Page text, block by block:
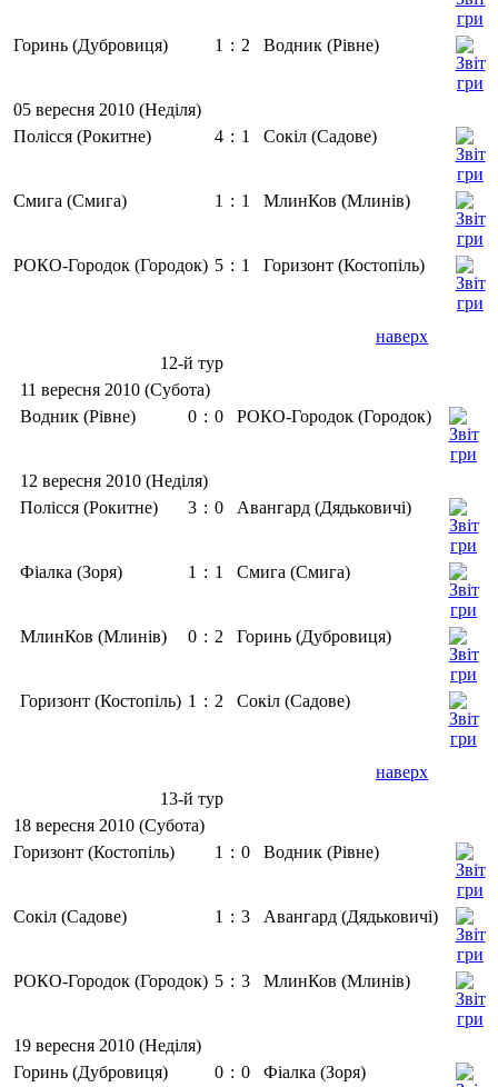
Горинь (Дубровиця) 1 : 2 Водник (Рівне)
05 вересня 2010 (Неділя)
Полісся (Рокитне)
4 : 1 Сокіл (Садове)
Смига (Смига) 1 : 1 МлинКов (Млинів)
РОКО-Городок (Городок) 5 : 1 Горизонт (Костопіль)
наверх
12-й тур
11 вересня 2010 (Субота)
Водник (Рівне)
0 : 0 РОКО-Городок (Городок)
12 вересня 2010 (Неділя)
Полісся (Рокитне)
3 : 0 Авангард (Дядьковичі)
Фіалка (Зоря) 1 : 1 Смига (Смига)
МлинКов (Млинів) 0 : 2 Горинь (Дубровиця)
Горизонт (Костопіль) 1 : 2 Сокіл (Садове)
наверх
13-й тур
18 вересня 2010 (Субота)
Горизонт (Костопіль)
1 : 0 Водник (Рівне)
Сокіл (Садове) 1 : 3 Авангард (Дядьковичі)
РОКО-Городок (Городок) 5 : 3 МлинКов (Млинів)
19 вересня 2010 (Неділя)
Горинь (Дубровиця)
0 : 0 Фіалка (Зоря)